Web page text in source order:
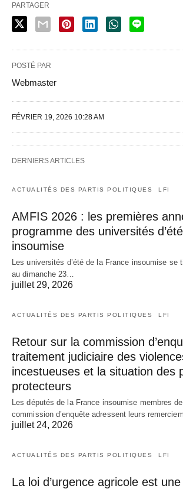
PARTAGER
POSTÉ PAR
Webmaster
FÉVRIER 19, 2026 10:28 AM
DERNIERS ARTICLES
ACTUALITÉS DES PARTIS POLITIQUES LFI
AMFIS 2026 : les premières
programme des universités
insoumise
Les universités d’été de la France insoumise se
au dimanche 23…
juillet 29, 2026
ACTUALITÉS DES PARTIS POLITIQUES LFI
Retour sur la commission
traitement judiciaire des
incestueuses et la situation des
protecteurs
Les députés de la France insoumise membres
commission d’enquête adressent leurs
juillet 24, 2026
ACTUALITÉS DES PARTIS POLITIQUES LFI
La loi d’urgence agricole est